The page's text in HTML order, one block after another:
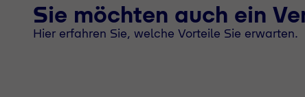
Sie möchten auch ein
Hier erfahren Sie, welche Vorteile Sie erwarten.